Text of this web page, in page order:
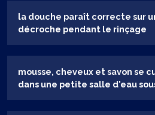
la douche paraît correcte sur
décroche pendant le rinçage
mousse, cheveux et savon se
dans une petite salle d'eau